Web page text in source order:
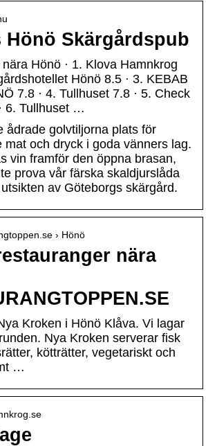
Hönö Skärgårdspub
Hönö · 1. Klova Hamnkrog
Hönö 8.5 · 3. KEBAB
7.8 · 4. Tullhuset 7.8 · 5. Check
6. Tullhuset …
ådrade golvtiljorna plats för
mat och dryck i goda vänners lag.
vin framför den öppna brasan,
prova vår färska skaldjurslåda
av Göteborgs skärgård.
› Hönö
nära
Kroken i Hönö Klåva. Vi lagar
Nya Kroken serverar fisk
kötträtter, vegetariskt och
…